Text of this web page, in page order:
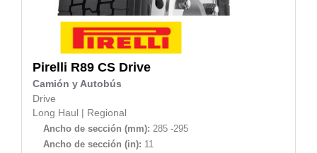
Pirelli R89 CS Drive
Camión y Autobús
Drive
Long Haul | Regional
Ancho de sección (mm): 285 -295
Ancho de sección (in): 11